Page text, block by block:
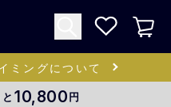
ミングについて
10,800円